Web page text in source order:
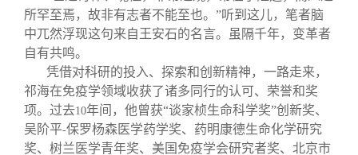
所罕至焉，故非有志者不能至也。”听到这儿，笔者脑
中兀然浮现这句来自王安石的名言。虽隔千年，变革者
自有共鸣。
凭借对科研的投入、探索和创新精神，一路走来，
祁海在免疫学领域收获了诸多同行的认可、荣誉和奖
项。过去10年间，他曾获“谈家桢生命科学奖”创新奖、
吴阶平-保罗杨森医学药学奖、药明康德生命化学研究
奖、树兰医学青年奖、美国免疫学会研究者奖、北京市